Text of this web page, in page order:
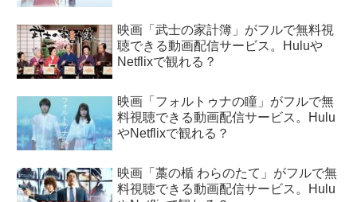
映画「武士の家計簿」がフルで無料視
聴できる動画配信サービス。Huluや
Netflixで観れる？
映画「フォルトゥナの瞳」がフルで無
料視聴できる動画配信サービス。Hulu
やNetflixで観れる？
映画「藁の楯 わらのたて」がフルで無
料視聴できる動画配信サービス。Hulu